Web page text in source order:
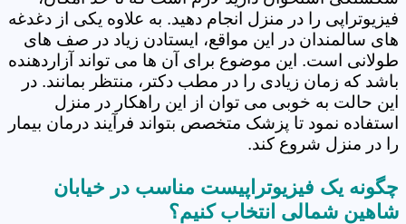
فیزیوتراپی را در منزل انجام دهید. به علاوه یکی از دغدغه
های سالمندان در این مواقع، ایستادن زیاد در صف های
طولانی است. این موضوع برای آن ها می تواند آزاردهنده
باشد که زمان زیادی را در مطب دکتر، منتظر بمانند. در
این حالت به خوبی می توان از این راهکار در منزل
استفاده نمود تا پزشک متخصص بتواند فرآیند درمان بیمار
را در منزل شروع کند.
چگونه یک فیزیوتراپیست مناسب در خیابان
شاهین شمالی انتخاب کنیم؟